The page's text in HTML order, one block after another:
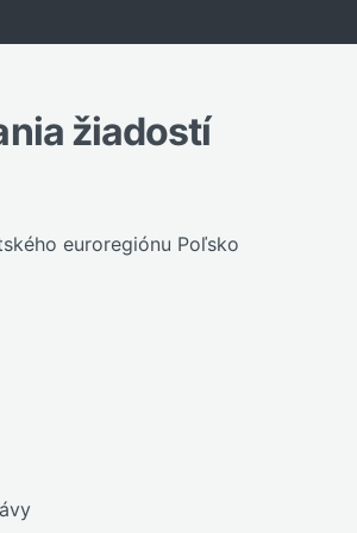
žiadostí
euroregiónu Poľsko